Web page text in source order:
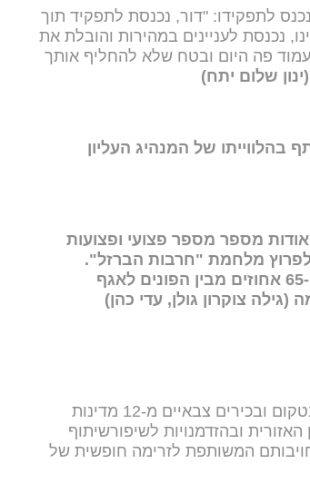
סגן-אלוף ג' נכנס לתפקידו: "דור, נכנסת לתפקיד תוך
נכנסת לעניינים במהירות והובלת את
פה היום ובטח שלא להחליף אותך
(ינון שלום יתח)
של המנהיג העליון
מספר מספר פצועי ופצועות
לפרוץ מלחמת "חרבות הברזל".
מהנתונים עולה, כי מספרם הגיע לכ-26,200 ו-65 אחוזים מבין הפונים לאגף
צוקרון גולן, עדי כהן)
פיקוד המרכזי של צבא ארצות הברית: מפקד סנטקום ובכירים צבאיים מ-12 מדינות
ובהזדמנויות לשיפורשיתוף
המשותפת לזרימה חופשית של